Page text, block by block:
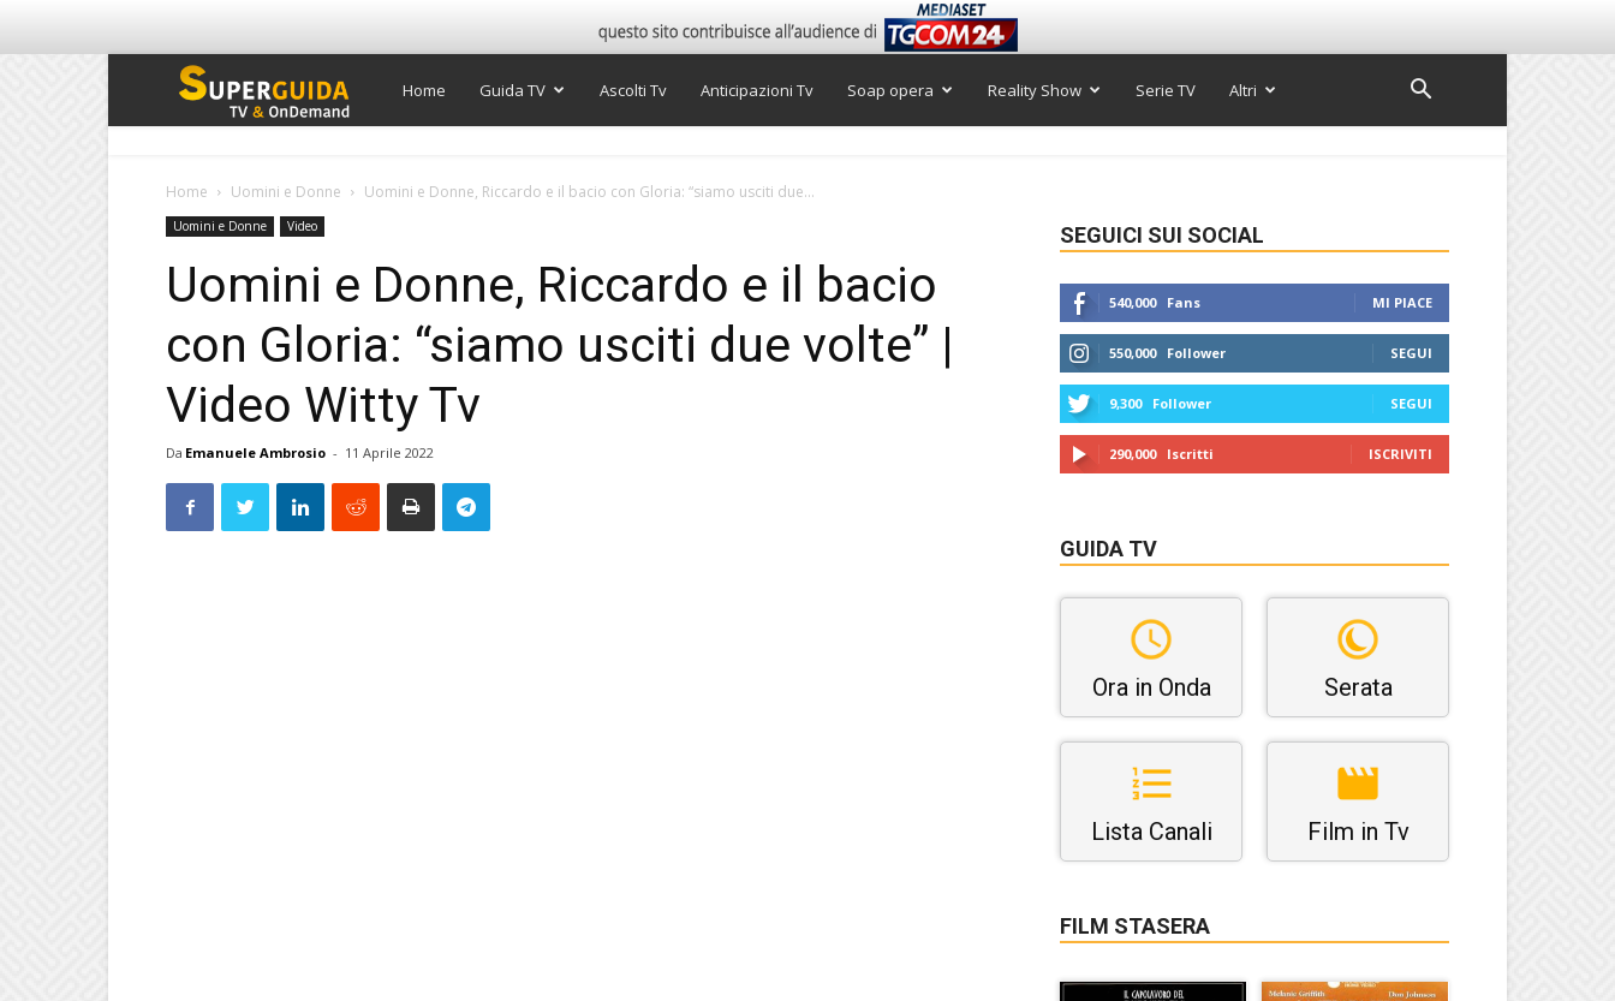
Super
Home Guida TV Ascolti Tv Anticipazioni Tv Soap opera Reality Show Serie TV Altri
Home Uomini e Donne Uomini e Donne, Riccardo e il bacio con Gloria: “siamo usciti due...
Uomini e Donne Video
Uomini e Donne, Riccardo e il bacio
con Gloria: “siamo usciti due volte” |
Video Witty Tv
Da Emanuele Ambrosio - 11 Aprile 2022
SEGUICI SUI SOCIAL
540,000 Fans MI PIACE
550,000 Follower SEGUI
9,300 Follower SEGUI
290,000 Iscritti ISCRIVITI
GUIDA TV
Ora in Onda Serata
Lista Canali Film in Tv
FILM STASERA